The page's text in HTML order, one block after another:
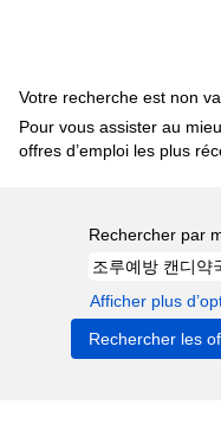
Votre recherche est non
Pour vous assister au
offres d’emploi les plus
Rechercher par
Afficher plus